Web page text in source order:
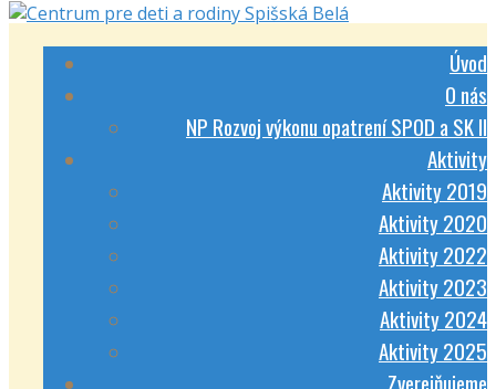
Úvod
O nás
NP Rozvoj výkonu opatrení SPOD a SK II
Aktivity
Aktivity 2019
Aktivity 2020
Aktivity 2022
Aktivity 2023
Aktivity 2024
Aktivity 2025